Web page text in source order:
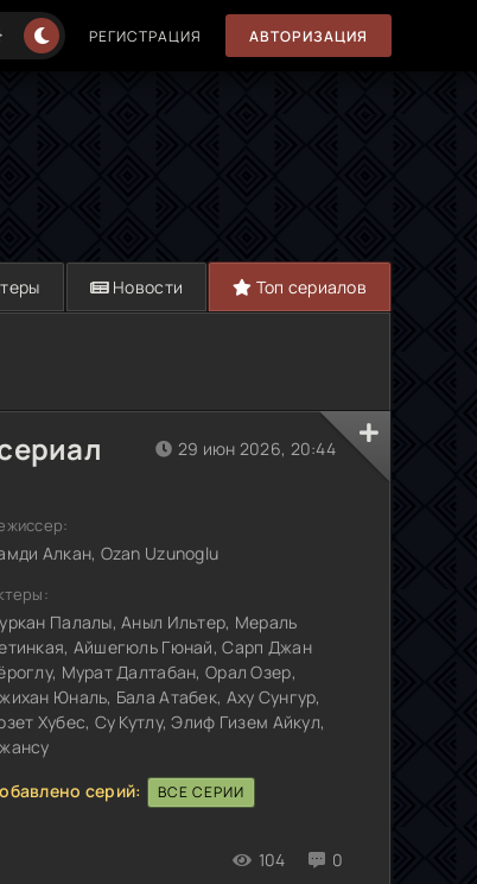
РЕГИСТРАЦИЯ АВТОРИЗАЦИЯ
Новости Топ сериалов
104 0
29 июн 2026, 20:44
Алкан, Ozan Uzunoglu
Палалы, Аныл Ильтер, Мераль
Айшегюль Гюнай, Сарп Джан
Мурат Далтабан, Орал Озер,
Юналь, Бала Атабек, Аху Сунгур,
Хубес, Су Кутлу, Элиф Гизем Айкул,
серий:
ВСЕ СЕРИИ